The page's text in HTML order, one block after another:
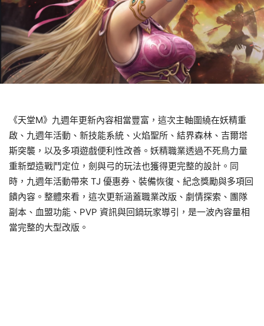
《天堂M》九週年更新內容相當豐富，這次主軸圍繞在妖精重
啟、九週年活動、新技能系統、火焰聖所、結界森林、吉爾塔
斯突襲，以及多項遊戲便利性改善。妖精職業透過不死鳥力量
重新塑造戰鬥定位，劍與弓的玩法也獲得更完整的設計。同
時，九週年活動帶來 TJ 優惠券、裝備恢復、紀念獎勵與多項回
饋內容。整體來看，這次更新涵蓋職業改版、劇情探索、團隊
副本、血盟功能、PVP 資訊與回鍋玩家導引，是一波內容量相
當完整的大型改版。